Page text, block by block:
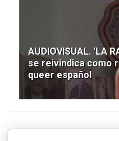
AUDIOVISUAL. 'LA
se reivindica como
queer español